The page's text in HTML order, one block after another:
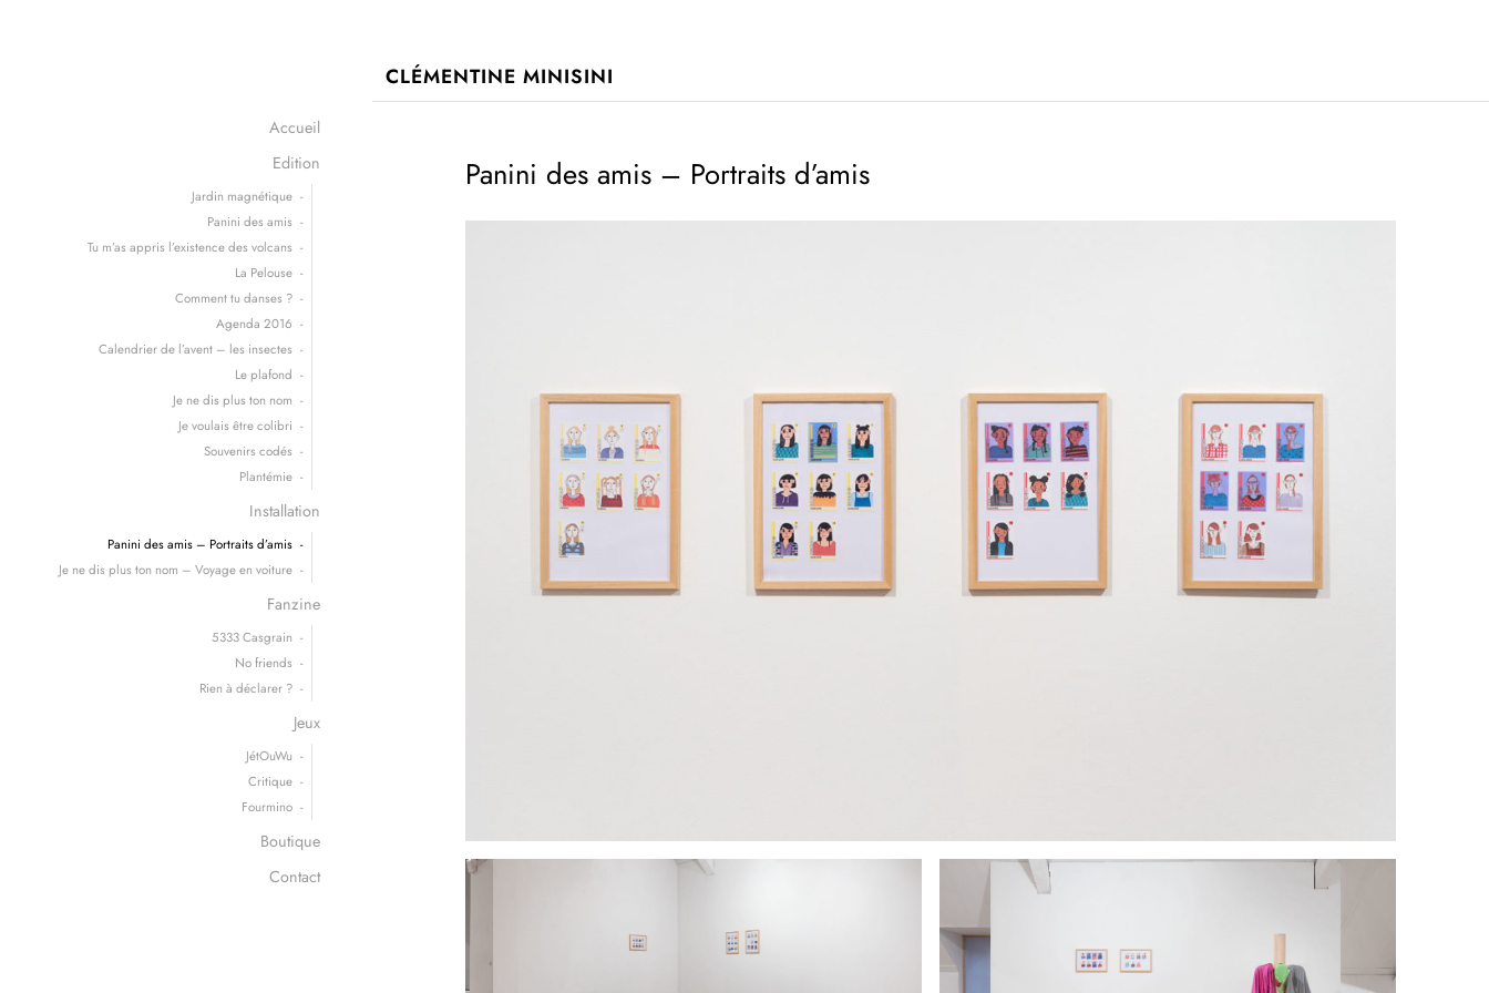
Accueil
Edition
Jardin magnétique
Panini des amis
Tu m’as appris l’existence des volcans
La Pelouse
Comment tu danses ?
Agenda 2016
Calendrier de l’avent – les insectes
Le plafond
Je ne dis plus ton nom
Je voulais être colibri
Souvenirs codés
Plantémie
Installation
Panini des amis – Portraits d’amis
Je ne dis plus ton nom – Voyage en voiture
Fanzine
5333 Casgrain
No friends
Rien à déclarer ?
Jeux
JétOuWu
Critique
Fourmino
Boutique
Contact
CLÉMENTINE MINISINI
Panini des amis – Portraits d’amis